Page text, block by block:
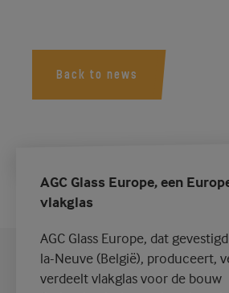
Back to news
AGC Glass Europe, een
vlakglas
AGC Glass Europe, dat
la-Neuve (België), produceert,
verdeelt vlakglas voor de bouw